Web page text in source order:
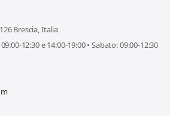
Brescia, Italia
12:30 e 14:00-19:00 • Sabato: 09:00-12:30